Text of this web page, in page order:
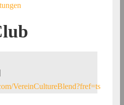
|
VereinCultureBlend?fref=ts